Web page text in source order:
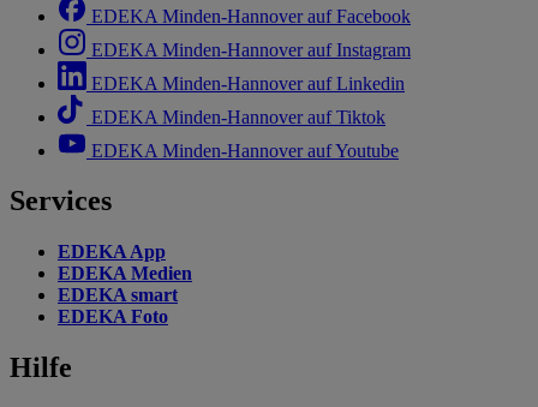
EDEKA Minden-Hannover auf Facebook
EDEKA Minden-Hannover auf Instagram
EDEKA Minden-Hannover auf Linkedin
EDEKA Minden-Hannover auf Tiktok
EDEKA Minden-Hannover auf Youtube
Services
EDEKA App
EDEKA Medien
EDEKA smart
EDEKA Foto
Hilfe